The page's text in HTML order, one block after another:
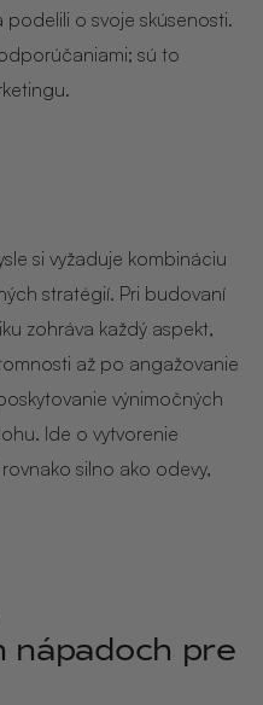
podelili o svoje skúsenosti.
sú to
si vyžaduje kombináciu
stratégií. Pri budovaní
zohráva každý aspekt,
až po angažovanie
výnimočných
Ide o vytvorenie
silno ako odevy,
nápadoch pre